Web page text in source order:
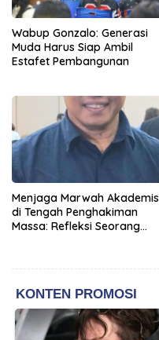
Wabup Gonzalo: Generasi
Muda Harus Siap Ambil
Estafet Pembangunan
Menjaga Marwah Akademis
di Tengah Penghakiman
Massa: Refleksi Seorang